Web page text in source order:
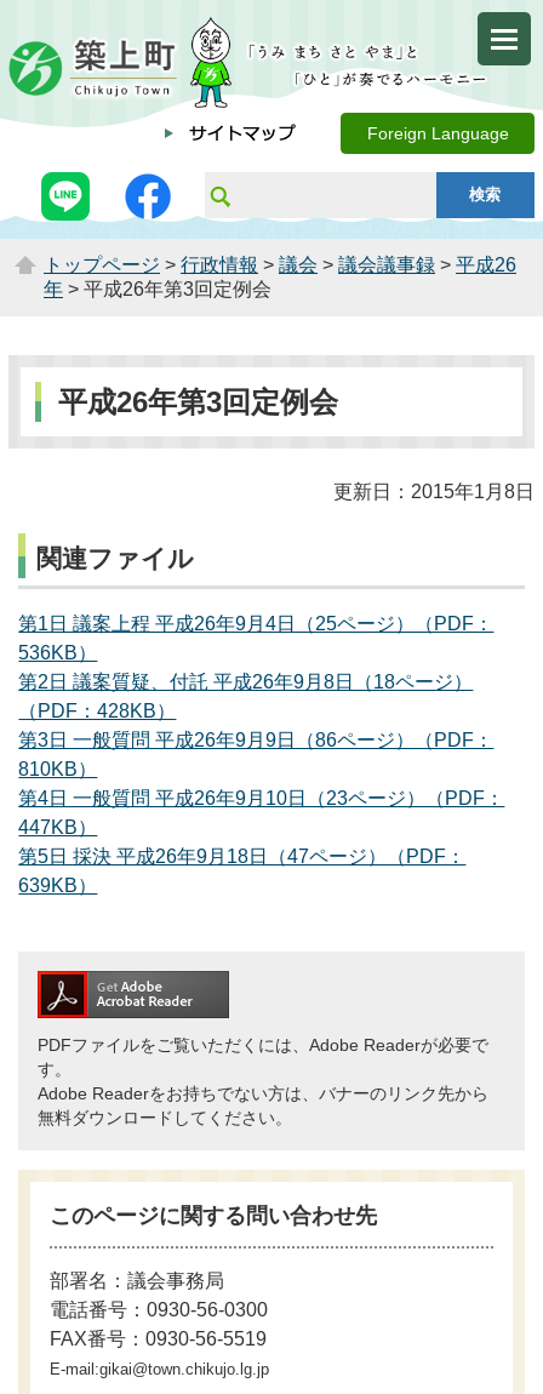
Foreign Language
トップページ > 行政情報 > 議会 > 議会議事録 > 平成26
年 > 平成26年第3回定例会
平成26年第3回定例会
更新日：2015年1月8日
関連ファイル
第1日 議案上程 平成26年9月4日（25ページ）（PDF：
536KB）
第2日 議案質疑、付託 平成26年9月8日（18ページ）
（PDF：428KB）
第3日 一般質問 平成26年9月9日（86ページ）（PDF：
810KB）
第4日 一般質問 平成26年9月10日（23ページ）（PDF：
447KB）
第5日 採決 平成26年9月18日（47ページ）（PDF：
639KB）
PDFファイルをご覧いただくには、Adobe Readerが必要で
す。
Adobe Readerをお持ちでない方は、バナーのリンク先から
無料ダウンロードしてください。
このページに関する問い合わせ先
部署名：議会事務局
電話番号：0930-56-0300
FAX番号：0930-56-5519
E-mail:gikai@town.chikujo.lg.jp